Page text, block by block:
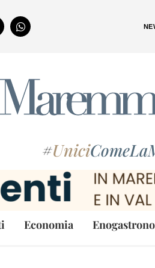
#Unici
Economia